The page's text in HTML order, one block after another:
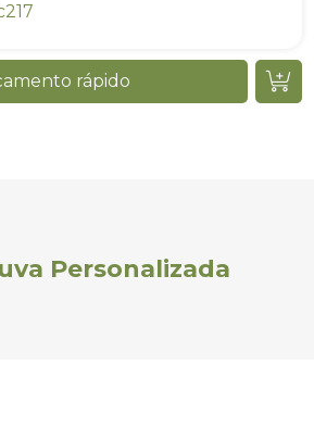
rápido
Personalizada